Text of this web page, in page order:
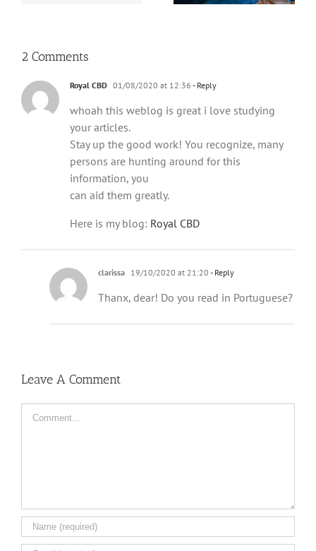
2 Comments
Royal CBD 01/08/2020 at 12:36 - Reply
whoah this weblog is great i love studying
your articles.
Stay up the good work! You recognize, many
persons are hunting around for this
information, you
can aid them greatly.
Here is my blog: Royal CBD
clarissa 19/10/2020 at 21:20 - Reply
Thanx, dear! Do you read in Portuguese?
Leave A Comment
Comment